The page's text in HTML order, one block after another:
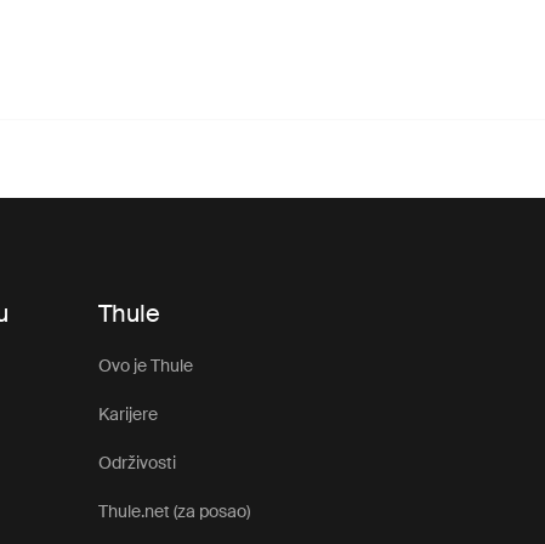
Thule
Ovo je Thule
Karijere
Održivosti
Thule.net (za posao)